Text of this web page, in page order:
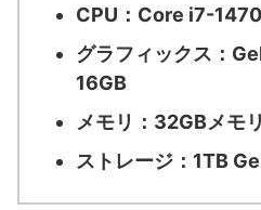
CPU： Core i7-
グラフィックス：
16GB
メモリ： 32GBメモ
ストレージ： 1TB